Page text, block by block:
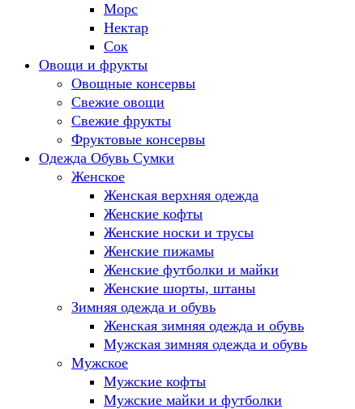
Морс
Нектар
Сок
Овощи и фрукты
Овощные консервы
Свежие овощи
Свежие фрукты
Фруктовые консервы
Одежда Обувь Сумки
Женское
Женская верхняя одежда
Женские кофты
Женские носки и трусы
Женские пижамы
Женские футболки и майки
Женские шорты, штаны
Зимняя одежда и обувь
Женская зимняя одежда и обувь
Мужская зимняя одежда и обувь
Мужское
Мужские кофты
Мужские майки и футболки